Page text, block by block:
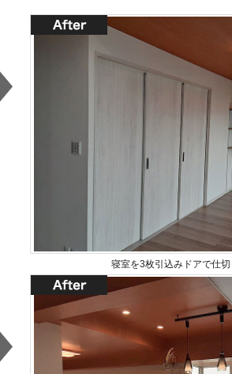
寝室を3枚引込みドアで仕